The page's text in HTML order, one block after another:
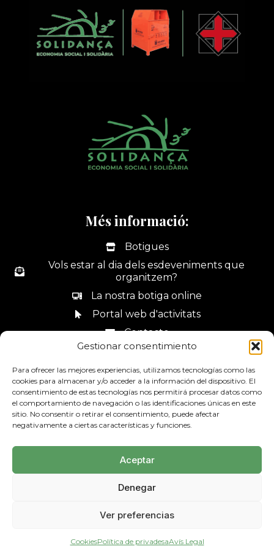
Gestionar consentimiento
Para ofrecer las mejores experiencias, utilizamos tecnologías como las
cookies para almacenar y/o acceder a la información del dispositivo. El
consentimiento de estas tecnologías nos permitirá procesar datos como
el comportamiento de navegación o las identificaciones únicas en este
sitio. No consentir o retirar el consentimiento, puede afectar
negativamente a ciertas características y funciones.
Aceptar
Denegar
Ver preferencias
CookiesPolítica de privadesaAvís Legal
Més informació:
Botigues
Vols estar al dia dels esdeveniments que
organitzem?
La nostra botiga online
Portal web d'activitats
Contacte
Canal de denúncies
93 685 44 34
Política de Cookies